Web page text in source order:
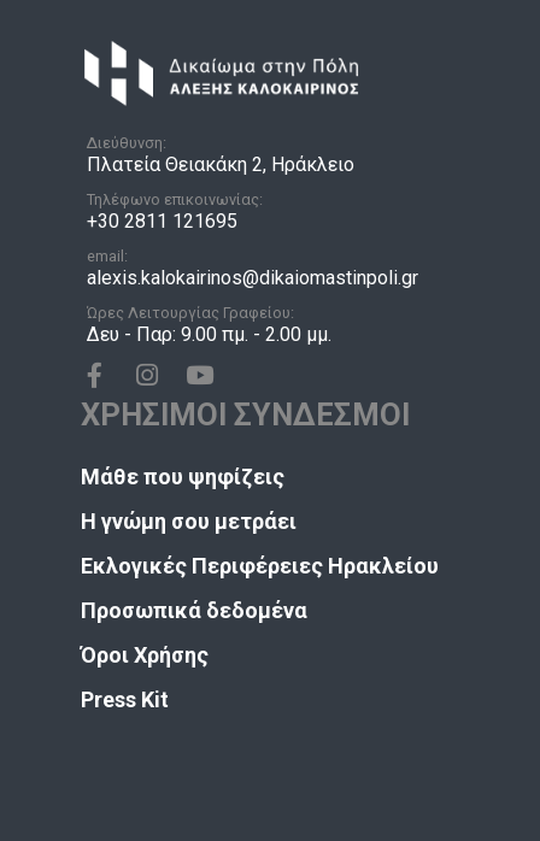
Διεύθυνση:
Πλατεία Θειακάκη 2, Ηράκλειο
Τηλέφωνο επικοινωνίας:
+30 2811 121695
email:
alexis.kalokairinos@dikaiomastinpoli.gr
Ώρες Λειτουργίας Γραφείου:
Δευ - Παρ: 9.00 πμ. - 2.00 μμ.
ΧΡΗΣΙΜΟΙ ΣΥΝΔΕΣΜΟΙ
Μάθε που ψηφίζεις
Η γνώμη σου μετράει
Εκλογικές Περιφέρειες Ηρακλείου
Προσωπικά δεδομένα
Όροι Χρήσης
Press Kit